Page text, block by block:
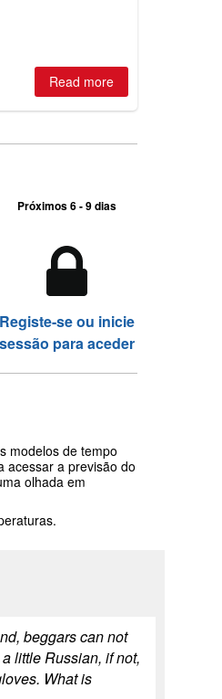
Read more
Próximos 6 - 9 dias
Registe-se ou inicie
sessão para aceder
modelos de tempo
acessar a previsão do
olhada em
beggars can not
little Russian, if not,
What is